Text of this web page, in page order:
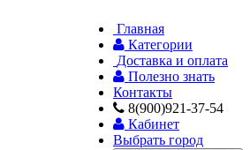
Главная
Категории
Доставка и оплата
Полезно знать
Контакты
8(900)921-37-54
Кабинет
Выбрать город